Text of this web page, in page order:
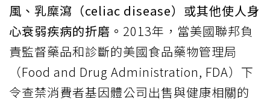
風、乳糜瀉（celiac disease）或其他使人身
心衰弱疾病的折磨。 2013年，當美國聯邦負
責監督藥品和診斷的美國食品藥物管理局
（Food and Drug Administration, FDA）下
令查禁消費者基因體公司出售與健康相關的